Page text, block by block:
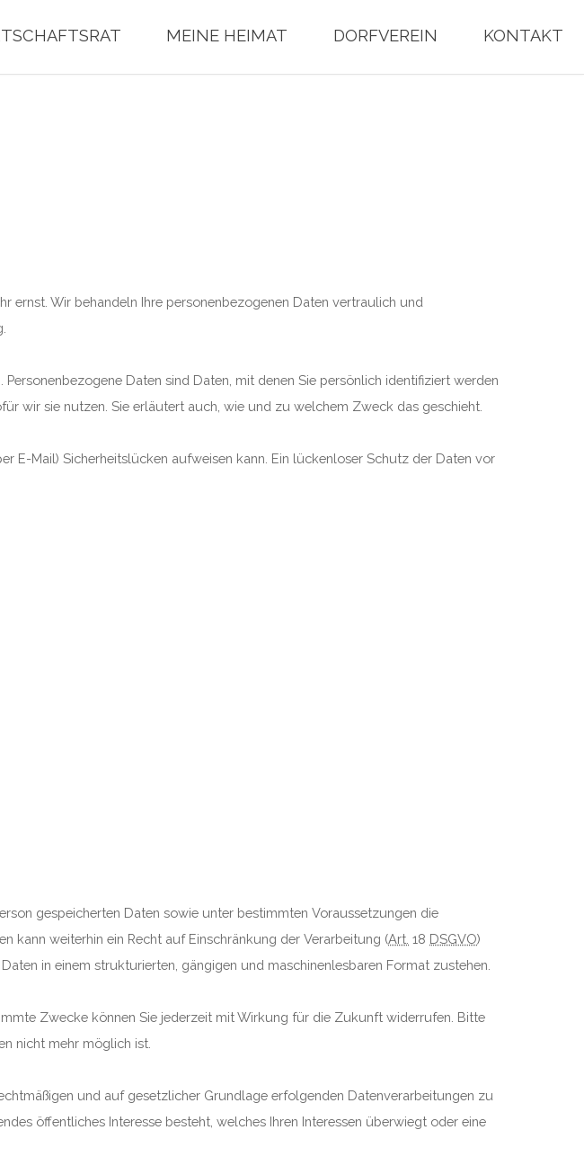
MEINE HEIMAT DORFVEREIN KONTAKT
ernst. Wir behandeln Ihre personenbezogenen Daten vertraulich und
Daten sind Daten, mit denen Sie persönlich identifiziert werden
wir sie nutzen. Sie erläutert auch, wie und zu welchem Zweck das geschieht.
E-Mail) Sicherheitslücken aufweisen kann. Ein lückenloser Schutz der Daten vor
gespeicherten Daten sowie unter bestimmten Voraussetzungen die
kann weiterhin ein Recht auf Einschränkung der Verarbeitung (Art. 18 DSGVO)
in einem strukturierten, gängigen und maschinenlesbaren Format zustehen.
Zwecke können Sie jederzeit mit Wirkung für die Zukunft widerrufen. Bitte
nicht mehr möglich ist.
und auf gesetzlicher Grundlage erfolgenden Datenverarbeitungen zu
öffentliches Interesse besteht, welches Ihren Interessen überwiegt oder eine